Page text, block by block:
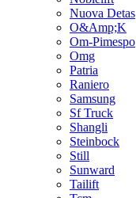
Nuova Detas
O&Amp;K
Om-Pimespo
Omg
Patria
Raniero
Samsung
Sf Truck
Shangli
Steinbock
Still
Sunward
Tailift